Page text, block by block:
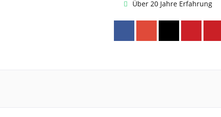
Über 20 Jahre Erfahrung